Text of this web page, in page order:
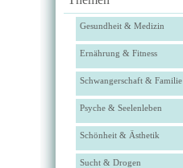
Gesundheit & Medizin
Ernährung & Fitness
Schwangerschaft & Familie
Psyche & Seelenleben
Schönheit & Ästhetik
Sucht & Drogen